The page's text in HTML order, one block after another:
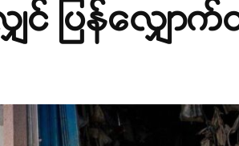
ျှင် ပြန်လျှောက်